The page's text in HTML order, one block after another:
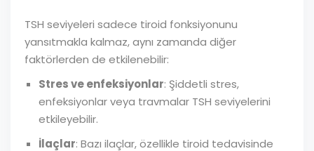
TSH seviyeleri sadece tiroid fonksiyonunu
yansıtmakla kalmaz, aynı zamanda diğer
faktörlerden de etkilenebilir:
Stres ve enfeksiyonlar: Şiddetli stres,
enfeksiyonlar veya travmalar TSH seviyelerini
etkileyebilir.
İlaçlar: Bazı ilaçlar, özellikle tiroid tedavisinde